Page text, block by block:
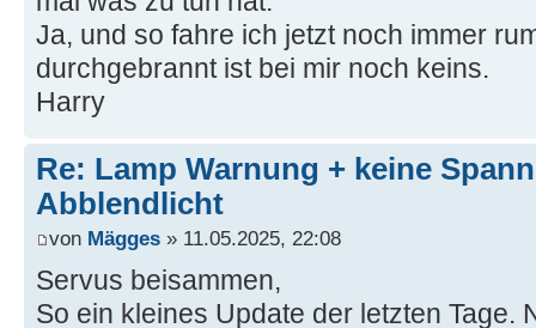
Ja, und so fahre ich jetzt noch immer
durchgebrannt ist bei mir noch keins.
Harry
Re: Lamp Warnung + keine
Abblendlicht
von Mägges » 11.05.2025, 22:08
Servus beisammen,
So ein kleines Update der letzten Tage.